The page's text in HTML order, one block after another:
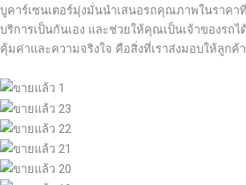
บูคาร์เซนเตอร์มุ่งมั่นนำเสนอรถคุณภาพในราคา
บริการเป็นกันเอง และช่วยให้คุณเป็นเจ้าของรถไ
คุ้มค่าและความจริงใจ คือสิ่งที่เราส่งมอบให้ลูกค้